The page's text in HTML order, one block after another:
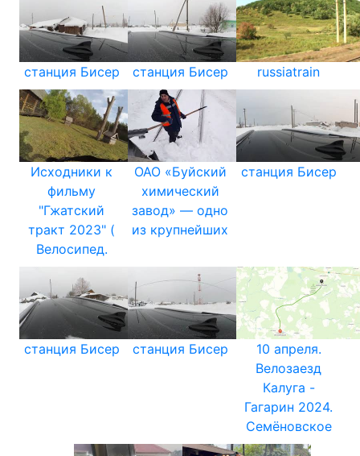
станция Бисер станция Бисер russiatrain
Исходники к
фильму
"Гжатский
тракт 2023" (
Велосипед.
ОАО «Буйский
химический
завод» — одно
из крупнейших
станция Бисер
станция Бисер станция Бисер
10 апреля.
Велозаезд
Калуга -
Гагарин 2024.
Семёновское